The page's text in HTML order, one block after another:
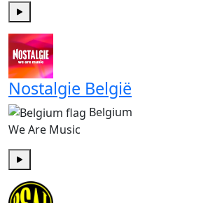
Play
Nostalgie België
Belgium
We Are Music